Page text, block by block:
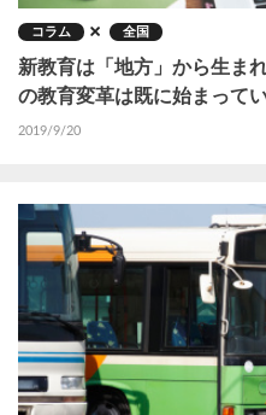
コラム 全国
新教育は「地方」から生ま
の教育変革は既に始まって
2019/9/20